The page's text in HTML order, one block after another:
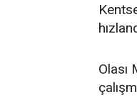
Olası